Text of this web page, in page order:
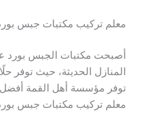
معلم تركيب مكتبات جبس
أصبحت مكتبات الجبس بورد
المنازل الحديثة، حيث توفر
توفر مؤسسة أهل القمة
معلم تركيب مكتبات جبس